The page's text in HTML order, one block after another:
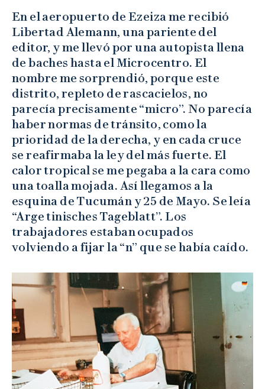
En el aeropuerto de Ezeiza me recibió
Libertad Alemann, una pariente del
editor, y me llevó por una autopista llena
de baches hasta el Microcentro. El
nombre me sorprendió, porque este
distrito, repleto de rascacielos, no
parecía precisamente “micro”. No parecía
haber normas de tránsito, como la
prioridad de la derecha, y en cada cruce
se reafirmaba la ley del más fuerte. El
calor tropical se me pegaba a la cara como
una toalla mojada. Así llegamos a la
esquina de Tucumán y 25 de Mayo. Se leía
“Arge tinisches Tageblatt”. Los
trabajadores estaban ocupados
volviendo a fijar la “n” que se había caído.